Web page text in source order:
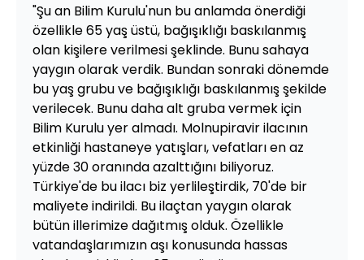
"Şu an Bilim Kurulu'nun bu anlamda önerdiği
özellikle 65 yaş üstü, bağışıklığı baskılanmış
olan kişilere verilmesi şeklinde. Bunu sahaya
yaygın olarak verdik. Bundan sonraki dönemde
bu yaş grubu ve bağışıklığı baskılanmış şekilde
verilecek. Bunu daha alt gruba vermek için
Bilim Kurulu yer almadı. Molnupiravir ilacının
etkinliği hastaneye yatışları, vefatları en az
yüzde 30 oranında azalttığını biliyoruz.
Türkiye'de bu ilacı biz yerlileştirdik, 70'de bir
maliyete indirildi. Bu ilaçtan yaygın olarak
bütün illerimize dağıtmış olduk. Özellikle
vatandaşlarımızın aşı konusunda hassas